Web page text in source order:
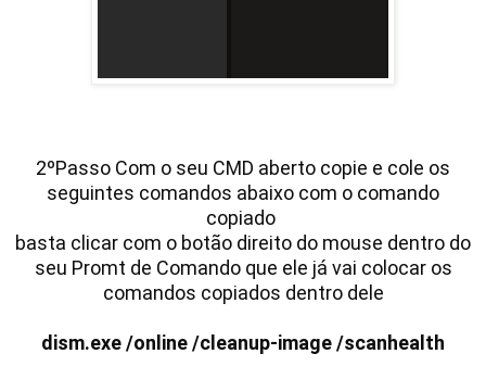
2ºPasso Com o seu CMD aberto copie e cole os
seguintes comandos abaixo com o comando
copiado
basta clicar com o botão direito do mouse dentro do
seu Promt de Comando que ele já vai colocar os
comandos copiados dentro dele
dism.exe /online /cleanup-image /scanhealth